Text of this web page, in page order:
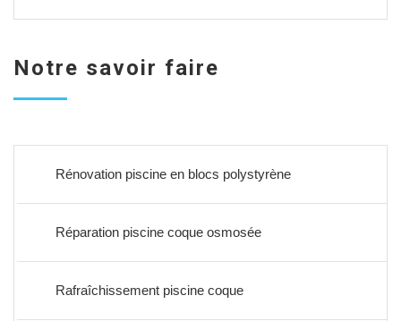
Notre savoir faire
Rénovation piscine en blocs polystyrène
Réparation piscine coque osmosée
Rafraîchissement piscine coque